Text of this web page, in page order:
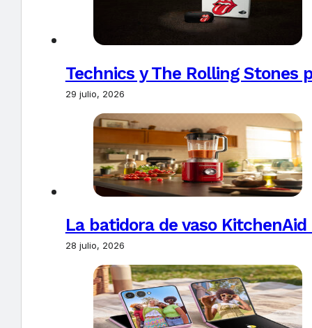
Technics y The Rolling Stones
29 julio, 2026
La batidora de vaso
28 julio, 2026